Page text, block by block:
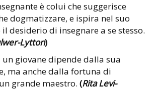
è colui che suggerisce
dogmatizzare, e ispira nel suo
desiderio di insegnare a se stesso.
Lytton)
un giovane dipende dalla sua
ma anche dalla fortuna di
grande maestro. (Rita Levi-